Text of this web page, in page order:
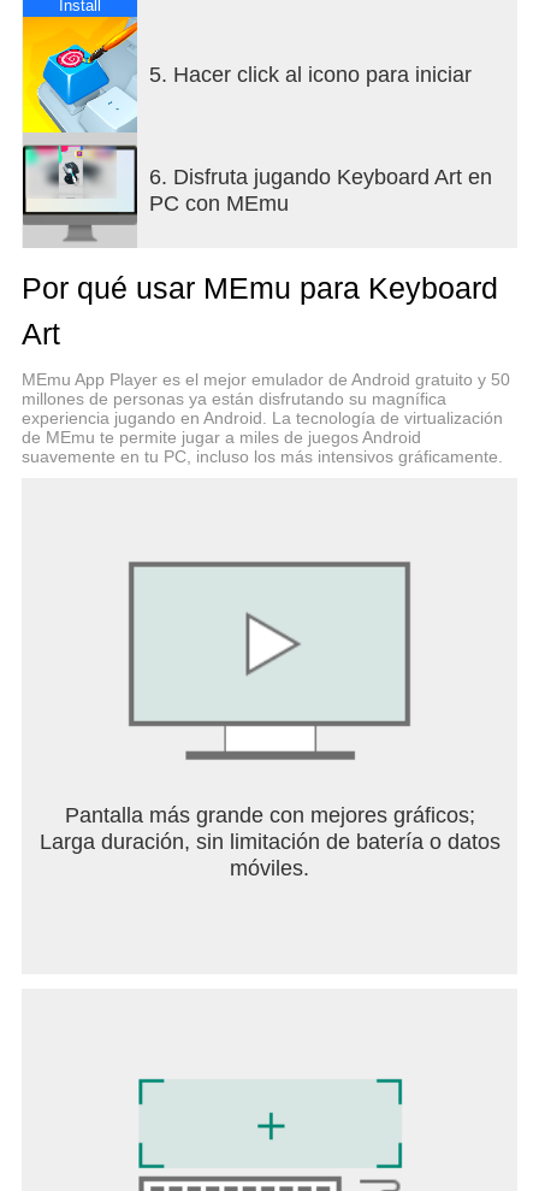
Install
5. Hacer click al icono para iniciar
6. Disfruta jugando Keyboard Art en
PC con MEmu
Por qué usar MEmu para Keyboard
Art
MEmu App Player es el mejor emulador de Android gratuito y 50
millones de personas ya están disfrutando su magnífica
experiencia jugando en Android. La tecnología de virtualización
de MEmu te permite jugar a miles de juegos Android
suavemente en tu PC, incluso los más intensivos gráficamente.
Pantalla más grande con mejores gráficos;
Larga duración, sin limitación de batería o datos
móviles.